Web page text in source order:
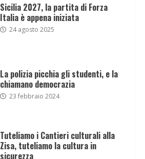
Sicilia 2027, la partita di Forza
Italia è appena iniziata
24 agosto 2025
La polizia picchia gli studenti, e la
chiamano democrazia
23 febbraio 2024
Tuteliamo i Cantieri culturali alla
Zisa, tuteliamo la cultura in
sicurezza